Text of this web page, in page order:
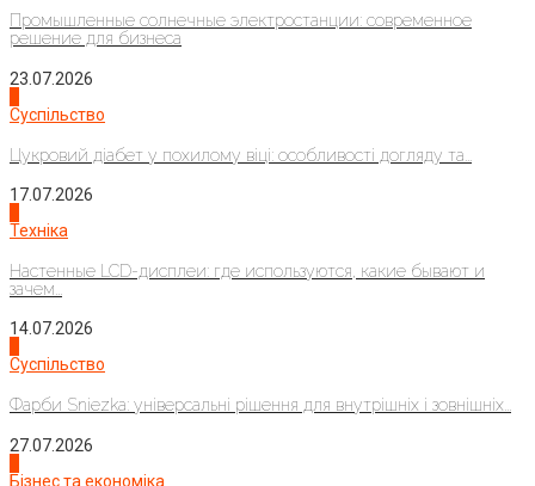
Промышленные солнечные электростанции: современное
решение для бизнеса
23.07.2026
Суспільство
Цукровий діабет у похилому віці: особливості догляду та...
17.07.2026
Техніка
Настенные LCD-дисплеи: где используются, какие бывают и
зачем...
14.07.2026
Суспільство
Фарби Sniezka: універсальні рішення для внутрішніх і зовнішніх...
27.07.2026
Бізнес та економіка